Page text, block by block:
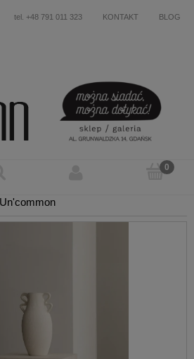
tel. +48 791 011 323 KONTAKT BLOG